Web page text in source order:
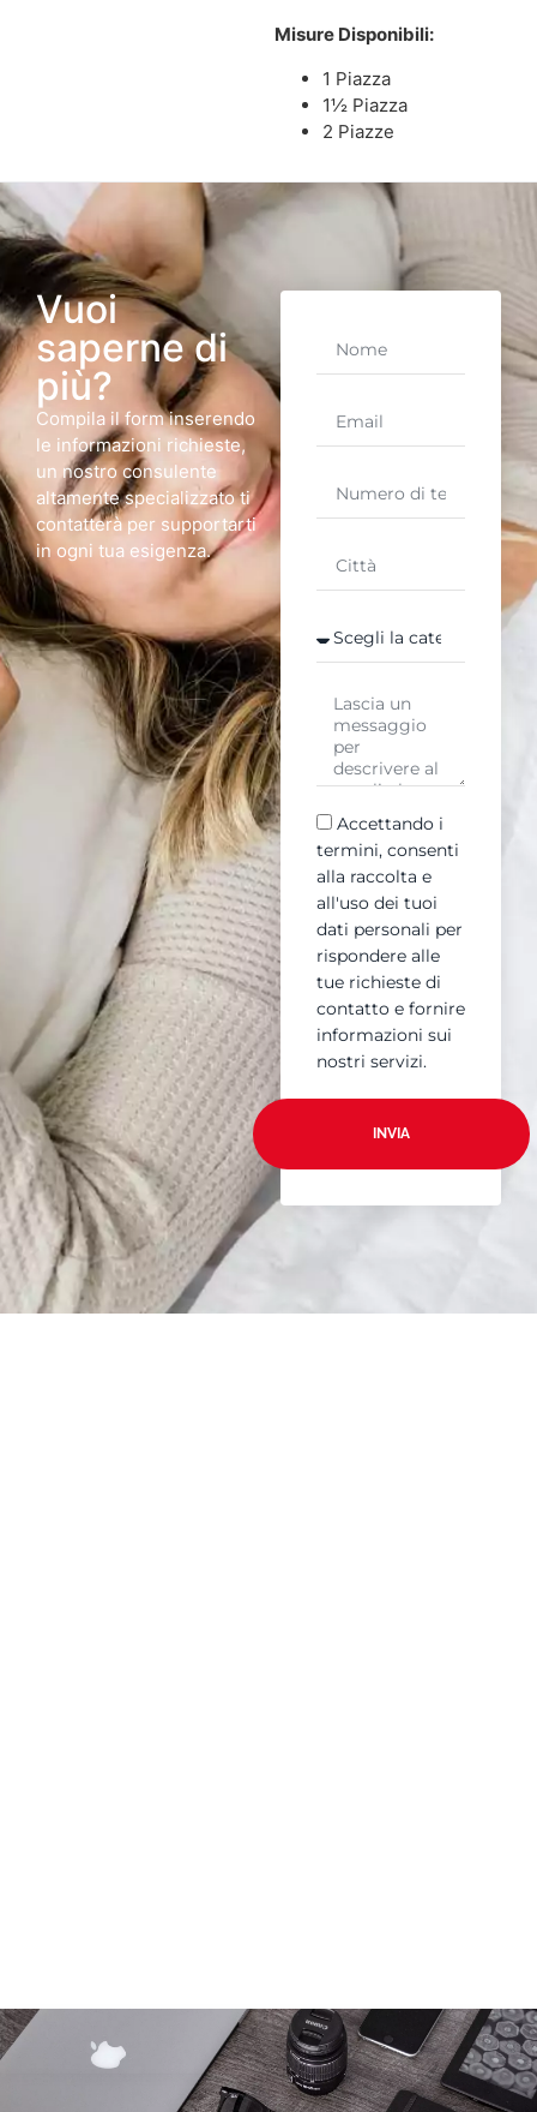
Misure Disponibili:
1 Piazza
1½ Piazza
2 Piazze
Vuoi
saperne di
più?
Compila il form inserendo
le informazioni richieste,
un nostro consulente
altamente specializzato ti
contatterà per supportarti
in ogni tua esigenza.
Accettando i
termini, consenti
alla raccolta e
all'uso dei tuoi
dati personali per
rispondere alle
tue richieste di
contatto e fornire
informazioni sui
nostri servizi.
INVIA